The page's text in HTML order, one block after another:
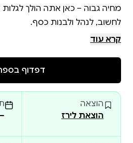
קרא עוד
דפדוף
הוצאה
הוצאת לירז